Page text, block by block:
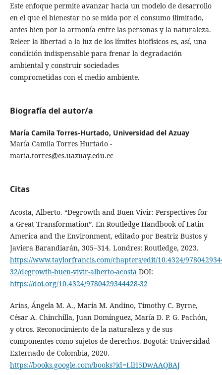
Este enfoque permite avanzar hacia un modelo de desarrollo
en el que el bienestar no se mida por el consumo ilimitado,
antes bien por la armonía entre las personas y la naturaleza.
Releer la libertad a la luz de los límites biofísicos es, así, una
condición indispensable para frenar la degradación
ambiental y construir sociedades
comprometidas con el medio ambiente.
Biografía del autor/a
María Camila Torres-Hurtado, Universidad del Azuay
María Camila Torres Hurtado -
maria.torres@es.uazuay.edu.ec
Citas
Acosta, Alberto. “Degrowth and Buen Vivir: Perspectives for
a Great Transformation”. En Routledge Handbook of Latin
America and the Environment, editado por Beatriz Bustos y
Javiera Barandiarán, 305–314. Londres: Routledge, 2023.
https://www.taylorfrancis.com/chapters/edit/10.4324/
32/degrowth-buen-vivir-alberto-acostaDOI:
https://doi.org/10.4324/9780429344428-32
Arias, Ángela M. A., María M. Andino, Timothy C. Byrne,
César A. Chinchilla, Juan Domínguez, María D. P. G. Pachón,
y otros. Reconocimiento de la naturaleza y de sus
componentes como sujetos de derechos. Bogotá: Universidad
Externado de Colombia, 2020.
https://books.google.com/books?id=LlH5DwAAQBAJ